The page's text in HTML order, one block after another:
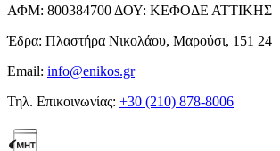
ΑΦΜ: 800384700 ΔΟΥ: ΚΕΦΟΔΕ ΑΤΤΙΚΗΣ
Έδρα: Πλαστήρα Νικολάου, Μαρούσι, 151 24
Email: info@enikos.gr
Τηλ. Επικοινωνίας: +30 (210) 878-8006